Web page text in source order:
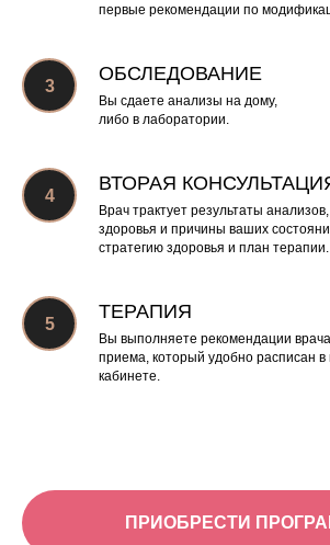
первые рекомендации по
ОБСЛЕДОВАНИЕ
Вы сдаете анализы на дому,
либо в лаборатории.
ВТОРАЯ
Врач трактует результаты
здоровья и причины ваших
стратегию здоровья и план терапии.
ТЕРАПИЯ
Вы выполняете рекомендации
приема, который удобно расписан
кабинете.
ПРИОБРЕСТИ